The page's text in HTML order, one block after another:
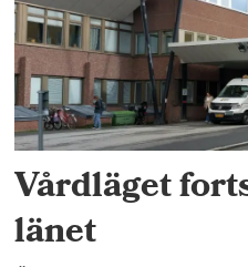
Vårdläget
länet